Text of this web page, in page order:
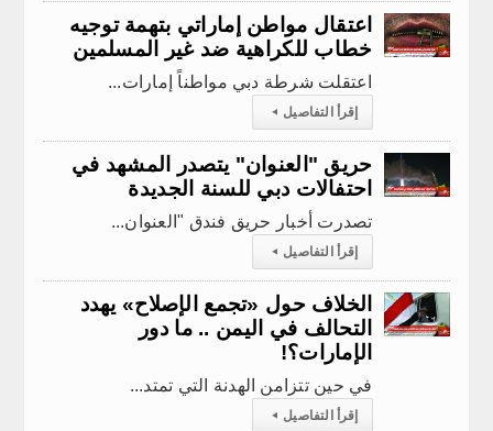
اعتقال مواطن إماراتي بتهمة توجيه
خطاب للكراهية ضد غير المسلمين
اعتقلت شرطة دبي مواطناً إمارات...
إقرأ التفاصيل ◂
حريق "العنوان" يتصدر المشهد في
احتفالات دبي للسنة الجديدة
تصدرت أخبار حريق فندق "العنوان...
إقرأ التفاصيل ◂
الخلاف حول «تجمع الإصلاح» يهدد
التحالف في اليمن .. ما دور
الإمارات؟!
في حين تتزامن الهدنة التي تمتد...
إقرأ التفاصيل ◂